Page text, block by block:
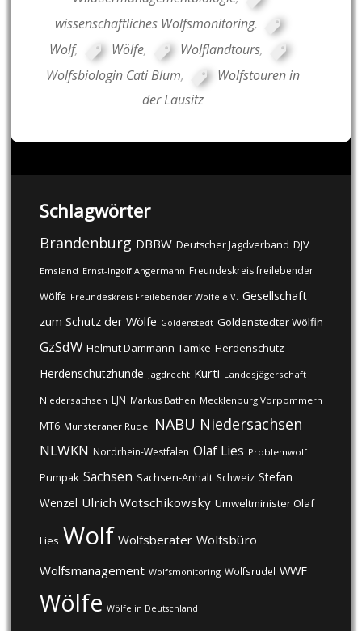
wissenschaftliches Wolfsmonitoring,
Wolf, Wölfe, Wolflandtours,
Wolfsbiologin Cati Blum,
Wolfstouren in
der Lausitz
Schlagwörter
Brandenburg DBBW Deutscher Jagdverband DJV
Emsland Ernst-Ingolf Angermann Freundeskreis freilebender
Wölfe Freundeskreis Freilebender Wölfe e.V. Gesellschaft
zum Schutz der Wölfe Goldenstedt Goldenstedter Wölfin
GzSdW Helmut Dammann-Tamke Herdenschutz
Herdenschutzhunde Jagdrecht Kurti Landesjägerschaft
Niedersachsen LJN Markus Bathen Mecklenburg Vorpommern
MT6 Munsteraner Rudel NABU Niedersachsen
NLWKN Nordrhein-Westfalen Olaf Lies Problemwolf
Pumpak Sachsen Sachsen-Anhalt Schweiz Stefan
Wenzel Ulrich Wotschikowsky Umweltminister Olaf
Lies Wolf Wolfsberater Wolfsbüro
Wolfsmanagement Wolfsmonitoring Wolfsrudel WWF
Wölfe Wölfe in Deutschland